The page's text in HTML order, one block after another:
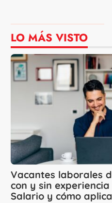
LO MÁS VISTO
Vacantes laborales
con y sin experiencia
Salario y cómo